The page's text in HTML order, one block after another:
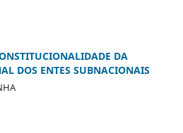
DA
DOS ENTES SUBNACIONAIS